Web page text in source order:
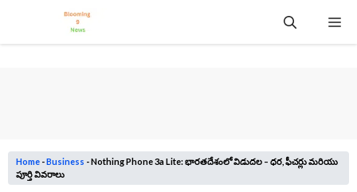
content
Home -Business -Nothing Phone 3a Lite: భారతదేశంలో విడుదల – ధర, ఫీచర్లు మరియు
పూర్తి వివరాలు